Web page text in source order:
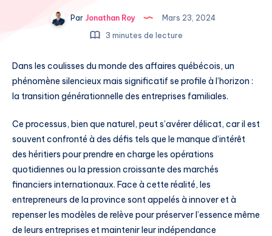
Par Jonathan Roy
Mars 23, 2024
3 minutes de lecture
Dans les coulisses du monde des affaires québécois, un
phénomène silencieux mais significatif se profile à l’horizon :
la transition générationnelle des entreprises familiales.
Ce processus, bien que naturel, peut s’avérer délicat, car il est
souvent confronté à des défis tels que le manque d’intérêt
des héritiers pour prendre en charge les opérations
quotidiennes ou la pression croissante des marchés
financiers internationaux. Face à cette réalité, les
entrepreneurs de la province sont appelés à innover et à
repenser les modèles de relève pour préserver l’essence même
de leurs entreprises et maintenir leur indépendance